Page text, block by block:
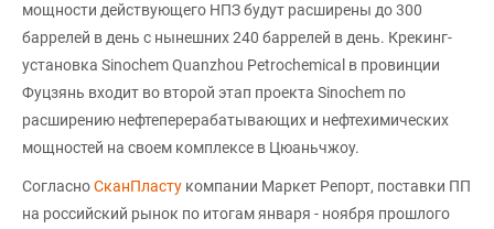
мощности действующего НПЗ будут расширены до 300
баррелей в день с нынешних 240 баррелей в день. Крекинг-
установка Sinochem Quanzhou Petrochemical в провинции
Фуцзянь входит во второй этап проекта Sinochem по
расширению нефтеперерабатывающих и нефтехимических
мощностей на своем комплексе в Цюаньчжоу.
СогласноСканПласту компании Маркет Репорт, поставки ПП
на российский рынок по итогам января - ноября прошлого